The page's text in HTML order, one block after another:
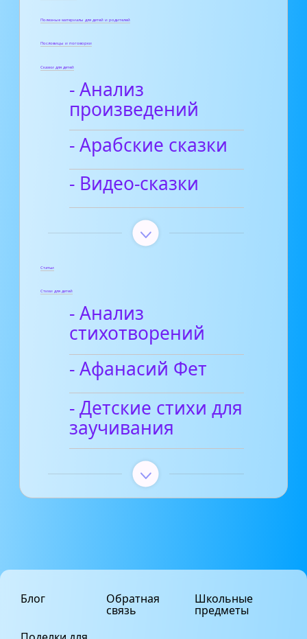
Полезные материалы для детей и родителей
Пословицы и поговорки
Сказки для детей
- Анализ
произведений
- Арабские сказки
- Видео-сказки
Статьи
Стихи для детей
- Анализ
стихотворений
- Афанасий Фет
- Детские стихи для
заучивания
Блог Обратная
связь
Школьные
предметы